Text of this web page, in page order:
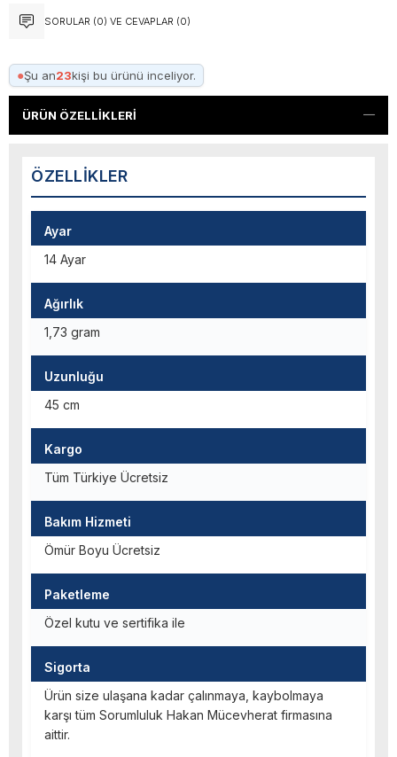
SORULAR (0) VE CEVAPLAR (0)
●Şu an23kişi bu ürünü inceliyor.
ÜRÜN ÖZELLIKLERI
ÖZELLIKLER
Ayar
14 Ayar
Ağırlık
1,73 gram
Uzunluğu
45 cm
Kargo
Tüm Türkiye Ücretsiz
Bakım Hizmeti
Ömür Boyu Ücretsiz
Paketleme
Özel kutu ve sertifika ile
Sigorta
Ürün size ulaşana kadar çalınmaya, kaybolmaya
karşı tüm Sorumluluk Hakan Mücevherat firmasına
aittir.